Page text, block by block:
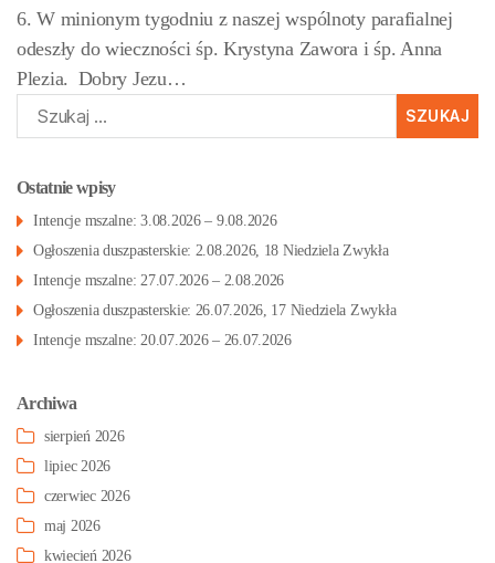
6. W minionym tygodniu z naszej wspólnoty parafialnej
odeszły do wieczności śp. Krystyna Zawora i śp. Anna
Plezia. Dobry Jezu…
Szukaj:
Ostatnie wpisy
Intencje mszalne: 3.08.2026 – 9.08.2026
Ogłoszenia duszpasterskie: 2.08.2026, 18 Niedziela Zwykła
Intencje mszalne: 27.07.2026 – 2.08.2026
Ogłoszenia duszpasterskie: 26.07.2026, 17 Niedziela Zwykła
Intencje mszalne: 20.07.2026 – 26.07.2026
Archiwa
sierpień 2026
lipiec 2026
czerwiec 2026
maj 2026
kwiecień 2026